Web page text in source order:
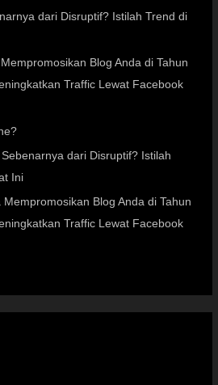
dari Disruptif? Istilah Trend di
Blog Anda di Tahun
Traffic Lewat Facebook
dari Disruptif? Istilah
Ini
Mempromosikan Blog Anda di Tahun
Traffic Lewat Facebook